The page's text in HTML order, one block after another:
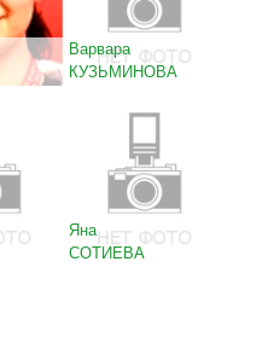
Варвара
КУЗЬМИНОВА
Яна
СОТИЕВА